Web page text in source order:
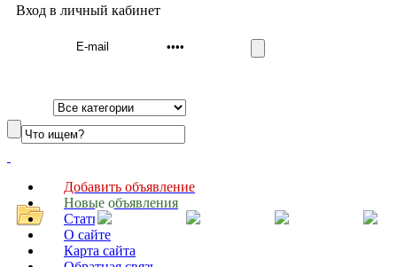
Вход в личный кабинет
Добавить объявление
Новые объявления
Cтатьи
О сайте
Карта сайта